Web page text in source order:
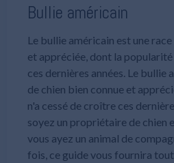
Bullie américain
Le bullie américain est une
et appréciée, dont la
ces dernières années. Le bullie
de chien bien connue et
n'a cessé de croître ces
soyez un propriétaire de chien
vous ayez un animal de
fois, ce guide vous fournira